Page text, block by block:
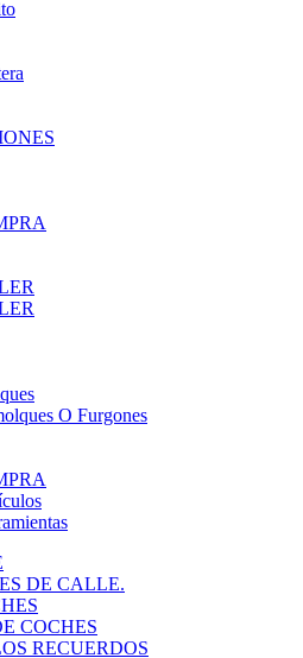
O Furgones
DE CALLE.
COCHES
RECUERDOS